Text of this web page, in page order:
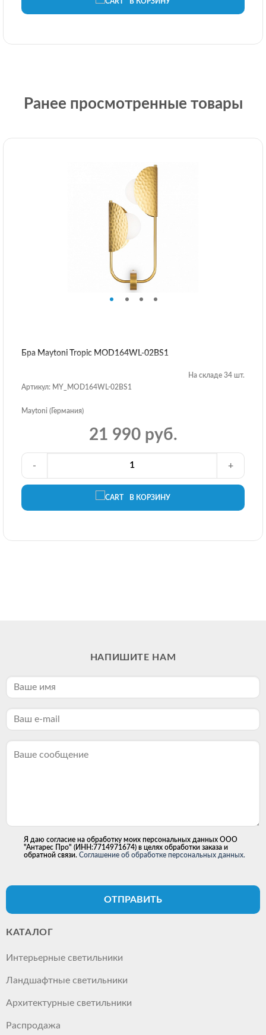
Ранее просмотренные товары
Бра Maytoni Tropic MOD164WL-02BS1
На складе 34 шт.
Артикул: MY_MOD164WL-02BS1
Maytoni (Германия)
21 990 руб.
В КОРЗИНУ
- +
НАПИШИТЕ НАМ
Я даю согласие на обработку моих персональных данных ООО
"Антарес Про" (ИНН:7714971674) в целях обработки заказа и
обратной связи. Соглашение об обработке персональных данных.
ОТПРАВИТЬ
КАТАЛОГ
Интерьерные светильники
Ландшафтные светильники
Архитектурные светильники
Распродажа